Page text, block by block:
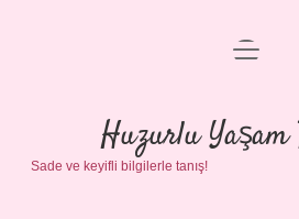
Anasayfa
Gizlilik
Yasal Uyarı
menüyü
Huzurlu Yaşam
Sade ve keyifli bilgilerle tanış!